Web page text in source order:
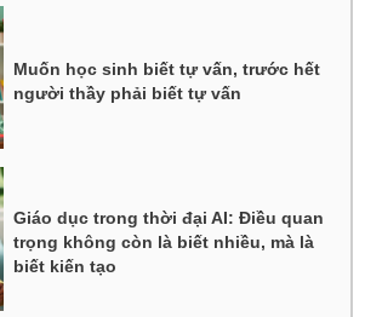
Muốn học sinh biết tự vấn, trước hết
người thầy phải biết tự vấn
Giáo dục trong thời đại AI: Điều quan
trọng không còn là biết nhiều, mà là
biết kiến tạo